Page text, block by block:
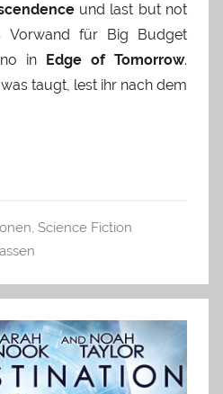
und last but not
Vorwand für Big Budget
in Edge of Tomorrow.
taugt, lest ihr nach dem
, Science Fiction